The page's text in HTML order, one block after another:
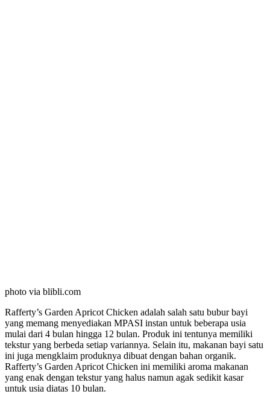
photo via blibli.com
Rafferty’s Garden Apricot Chicken adalah salah satu bubur bayi
yang memang menyediakan MPASI instan untuk beberapa usia
mulai dari 4 bulan hingga 12 bulan. Produk ini tentunya memiliki
tekstur yang berbeda setiap variannya. Selain itu, makanan bayi satu
ini juga mengklaim produknya dibuat dengan bahan organik.
Rafferty’s Garden Apricot Chicken ini memiliki aroma makanan
yang enak dengan tekstur yang halus namun agak sedikit kasar
untuk usia diatas 10 bulan.